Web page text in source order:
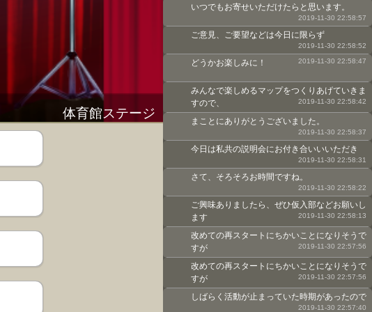
体育館ステージ
いつでもお寄せいただけたらと思います。
2019-11-30 22:58:57
ご意見、ご要望などは今日に限らず
2019-11-30 22:58:52
どうかお楽しみに！ 2019-11-30 22:58:47
みんなで楽しめるマップをつくりあげていきま
すので、
2019-11-30 22:58:42
まことにありがとうございました。
2019-11-30 22:58:37
今日は私共の説明会にお付き合いいいただき
2019-11-30 22:58:31
さて、そろそろお時間ですね。
2019-11-30 22:58:22
ご興味ありましたら、ぜひ仮入部などお願いし
ます
2019-11-30 22:58:13
改めての再スタートにちかいことになりそうで
すが
2019-11-30 22:57:56
改めての再スタートにちかいことになりそうで
すが
2019-11-30 22:57:56
しばらく活動が止まっていた時期があったので
2019-11-30 22:57:40